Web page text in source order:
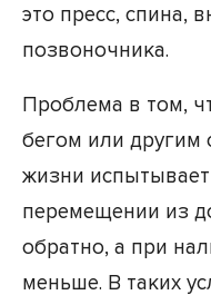
это пресс, спина,
позвоночника.
Проблема в том,
бегом или другим
жизни
перемещении из
обратно, а при
меньше. В таких